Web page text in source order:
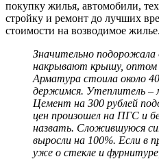
покупку жилья, автомобили,
стройку и ремонт до лучших
стоимости на возводимое жилье.
Значительно подорожала
накрывают крышу, оптом
Арматура стоила около
держимся. Утеплитель –
Цемент на 300 рублей
цен произошел на ПГС и
назвать. Сложившуюся
выросли на 100%. Если в
уже о стекле и